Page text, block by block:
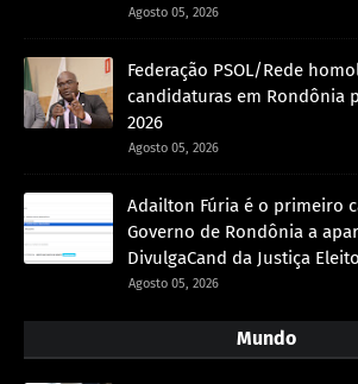
Agosto 05, 2026
Federação PSOL/Rede
candidaturas em Rondônia
2026
Agosto 05, 2026
Adailton Fúria é o primeiro
Governo de Rondônia a
DivulgaCand da Justiça
Agosto 05, 2026
Mundo